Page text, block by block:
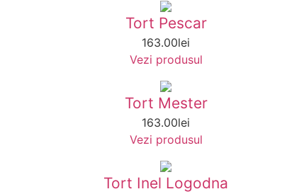
Tort Pescar
163.00lei
Vezi produsul
Tort Mester
163.00lei
Vezi produsul
Tort Inel Logodna